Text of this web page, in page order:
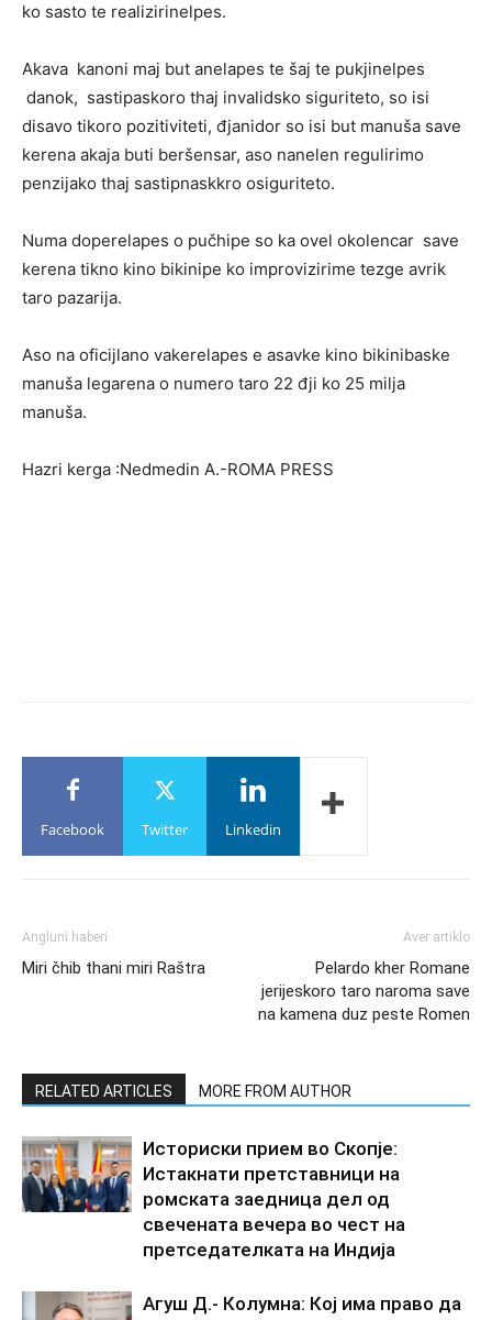
ko sasto te realizirinelpes.
Akava kanoni maj but anelapes te šaj te pukjinelpes
danok, sastipaskoro thaj invalidsko siguriteto, so isi
disavo tikoro pozitiviteti, đjanidor so isi but manuša save
kerena akaja buti beršensar, aso nanelen regulirimo
penzijako thaj sastipnaskkro osiguriteto.
Numa doperelapes o pučhipe so ka ovel okolencar save
kerena tikno kino bikinipe ko improvizirime tezge avrik
taro pazarija.
Aso na oficijlano vakerelapes e asavke kino bikinibaske
manuša legarena o numero taro 22 đji ko 25 milja
manuša.
Hazri kerga :Nedmedin A.-ROMA PRESS
Facebook Twitter Linkedin
Angluni haberi
Miri čhib thani miri Raštra
Aver artiklo
Pelardo kher Romane
jerijeskoro taro naroma save
na kamena duz peste Romen
RELATED ARTICLES MORE FROM AUTHOR
Историски прием во Скопје:
Истакнати претставници на
ромската заедница дел од
свечената вечера во чест на
претседателката на Индија
Агуш Д.- Колумна: Кој има право да